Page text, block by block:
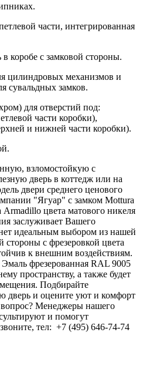
части, интегрированная
в коробе с замковой стороны.
цилиндровых механизмов и
сувальдных замков.
для отверстий под:
части коробки),
и нижней части коробки).
взломостойкую с
дверь в коттедж или на
двери среднего ценового
"Ягуар" с замком Mottura
цвета матового никеля
заслуживает Вашего
идеальным выбором из нашей
с фрезеровкой цвета
к внешним воздействиям.
фрезерованная RAL 9005
пространству, а также будет
Подбирайте
дверь и оцените уют и комфорт
вопрос? Менеджеры нашего
и помогут
тел: +7 (495) 646-74-74